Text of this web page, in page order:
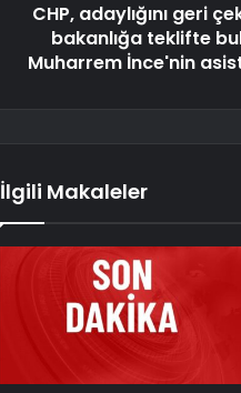
CHP, adaylığını geri
bakanlığa teklifte
Muharrem İnce'nin
İlgili Makaleler